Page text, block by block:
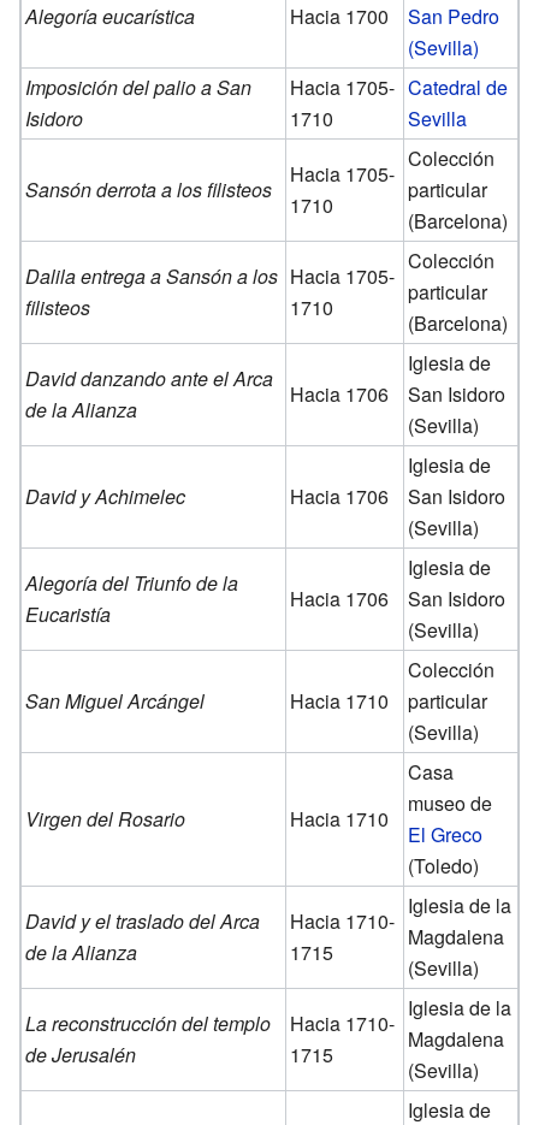
Alegoría eucarística Hacia 1700
San Pedro
(Sevilla)
Imposición del palio a San
Isidoro
Hacia 1705-
1710
Catedral de
Sevilla
Sansón derrota a los filisteos
Hacia 1705-
1710
Colección
particular
(Barcelona)
Dalila entrega a Sansón a los
filisteos
Hacia 1705-
1710
Colección
particular
(Barcelona)
David danzando ante el Arca
de la Alianza
Hacia 1706
Iglesia de
San Isidoro
(Sevilla)
David y Achimelec Hacia 1706
Iglesia de
San Isidoro
(Sevilla)
Alegoría del Triunfo de la
Eucaristía
Hacia 1706
Iglesia de
San Isidoro
(Sevilla)
San Miguel Arcángel Hacia 1710
Colección
particular
(Sevilla)
Virgen del Rosario Hacia 1710
Casa
museo de
El Greco
(Toledo)
David y el traslado del Arca
de la Alianza
Hacia 1710-
1715
Iglesia de la
Magdalena
(Sevilla)
La reconstrucción del templo
de Jerusalén
Hacia 1710-
1715
Iglesia de la
Magdalena
(Sevilla)
Iglesia de